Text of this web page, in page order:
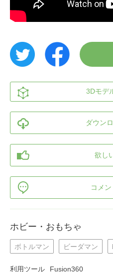
3Dモデ
ダウン
欲し
コメ
ホビー・おもちゃ
ボトルマン ビーダマン
利用ツール Fusion360